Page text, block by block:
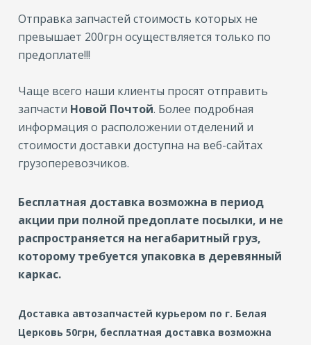
Отправка запчастей стоимость которых не
превышает 200грн осуществляется только по
предоплате!!!
Чаще всего наши клиенты просят отправить
запчасти Новой Почтой. Более подробная
информация о расположении отделений и
стоимости доставки доступна на веб-сайтах
грузоперевозчиков.
Бесплатная доставка возможна в период
акции при полной предоплате посылки, и не
распространяется на негабаритный груз,
которому требуется упаковка в деревянный
каркас.
Доставка автозапчастей курьером по г. Белая
Церковь 50грн, бесплатная доставка возможна